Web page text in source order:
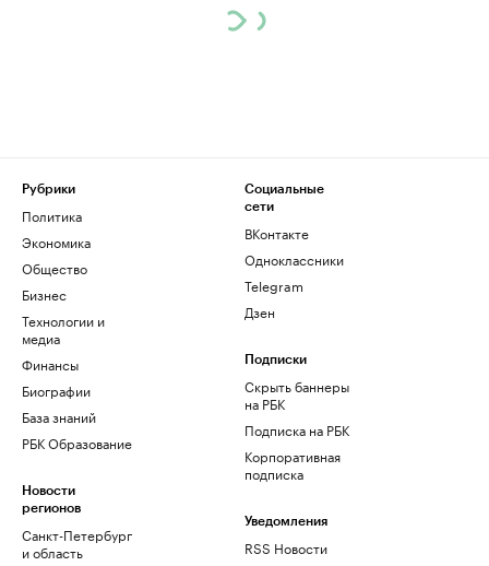
Рубрики
Политика
Экономика
Общество
Бизнес
Технологии и
медиа
Финансы
Биографии
База знаний
РБК Образование
Новости
регионов
Санкт-Петербург
и область
Социальные
сети
ВКонтакте
Одноклассники
Telegram
Дзен
Подписки
Скрыть баннеры
на РБК
Подписка на РБК
Корпоративная
подписка
Уведомления
RSS Новости